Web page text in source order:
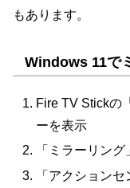
もあります。
Windows 11で
Fire TV Stickの
ーを表示
「ミラーリン
「アクション